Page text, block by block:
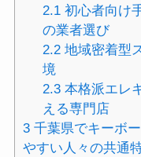
2.1 初心者向け
の業者選び
2.2 地域密着型
境
2.3 本格派エレ
える専門店
3千葉県でキーボ
やすい人々の共通